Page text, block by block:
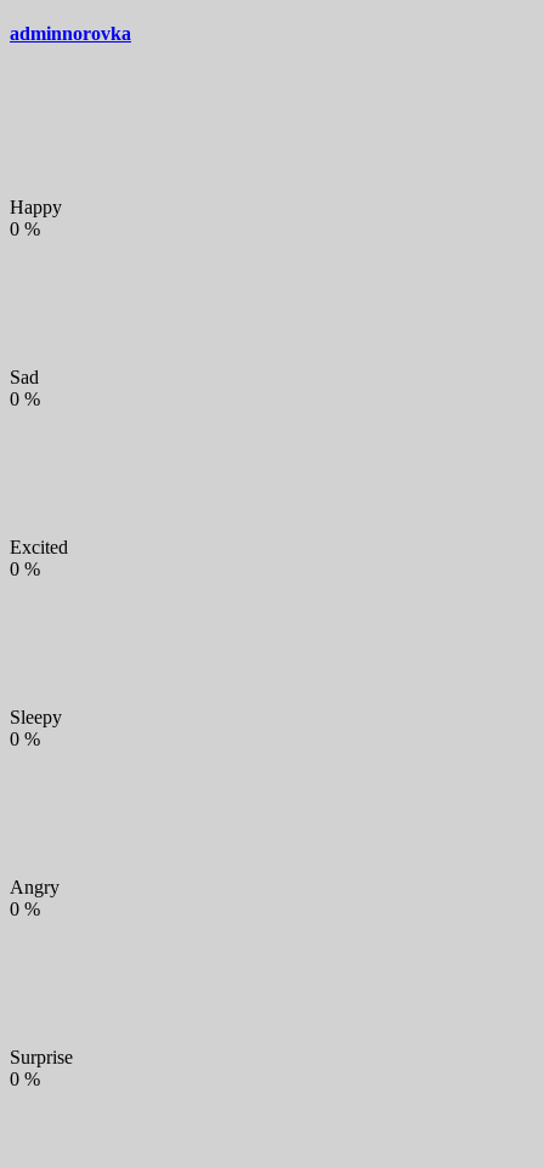
adminnorovka
Happy
0 %
Sad
0 %
Excited
0 %
Sleepy
0 %
Angry
0 %
Surprise
0 %